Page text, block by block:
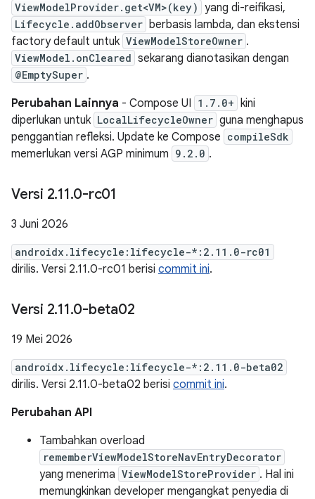
ViewModelProvider.get<VM>(key) yang di-reifikasi,
Lifecycle.addObserver berbasis lambda, dan ekstensi
factory default untuk ViewModelStoreOwner .
ViewModel.onCleared sekarang dianotasikan dengan
@EmptySuper .
Perubahan Lainnya - Compose UI 1.7.0+ kini
diperlukan untuk LocalLifecycleOwner guna menghapus
penggantian refleksi. Update ke Compose compileSdk
memerlukan versi AGP minimum 9.2.0 .
Versi 2.11.0-rc01
3 Juni 2026
androidx.lifecycle:lifecycle-*:2.11.0-rc01
dirilis. Versi 2.11.0-rc01 berisi commit ini.
Versi 2.11.0-beta02
19 Mei 2026
androidx.lifecycle:lifecycle-*:2.11.0-beta02
dirilis. Versi 2.11.0-beta02 berisi commit ini.
Perubahan API
Tambahkan overload
rememberViewModelStoreNavEntryDecorator
yang menerima ViewModelStoreProvider . Hal ini
memungkinkan developer mengangkat penyedia di